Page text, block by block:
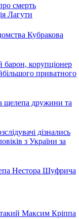
смерть
Лагути
Кубракова
корупціонер
приватного
щелепа дружини та
дізнались
з України за
Нестора Шуфрича
Максим Кріппа